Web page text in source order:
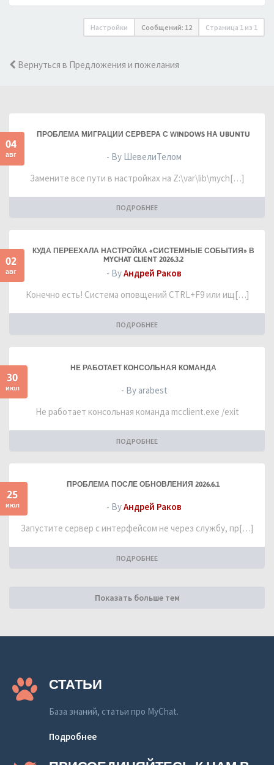
Настройки Сообщений: 12 Страница 1 из 1
Вернуться в Предложения и пожелания
04
авг
ПРОБЛЕМА МИГРАЦИИ СЕРВЕРА С WINDOWS НА UBUNTU
- By ШевелиТелом
Замените все пути в настройках на Z:\var\lib\mych[…]
ПОДРОБНЕЕ
02
авг
КУДА ПЕРЕЕХАЛА НАСТРОЙКА «СИСТЕМНЫЕ СОБЫТИЯ» В
MYCHAT CLIENT 2026.3.2
- ByАндрей Раков
Конечно есть! Система оповщений CTRL+F9 или ищ[…]
ПОДРОБНЕЕ
30
июл
НЕ РАБОТАЕТ КОНСОЛЬНАЯ КОМАНДА
- By arabest
Не работает консольная команда mcclient.exe /exit
ПОДРОБНЕЕ
25
июл
ПРОБЛЕМА ПОСЛЕ ОБНОВЛЕНИЯ 2026.6.1
- ByАндрей Раков
Запустите сервер с интерфейсом не через службу, пр[…]
ПОДРОБНЕЕ
Показать больше тем
СТАТЬИ
База знаний, статьи про MyChat.
Подробнее